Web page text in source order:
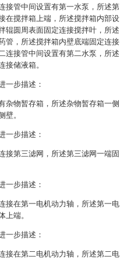
接管中间设置有第一水泵，所述第
在搅拌箱上端，所述搅拌箱内部设
辊圆周表面固定连接搅拌叶，所述
管，所述搅拌箱内壁底端固定连接
连接管中间设置有第二水泵，所述
接储液箱。
一步描述：
杂物暂存箱，所述杂物暂存箱一侧
壁。
一步描述：
接第三滤网，所述第三滤网一端固
一步描述：
接在第一电机动力轴，所述第一电
上端。
一步描述：
接在第二电机动力轴，所述第二电